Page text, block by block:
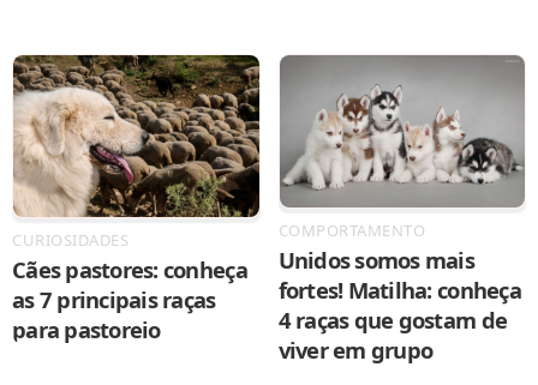
CURIOSIDADES
Cães pastores: conheça
as 7 principais raças
para pastoreio
COMPORTAMENTO
Unidos somos mais
fortes! Matilha: conheça
4 raças que gostam de
viver em grupo